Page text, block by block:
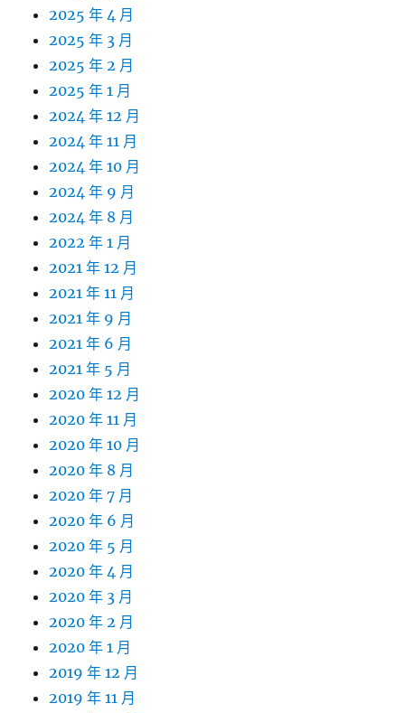
2025 年 4 月
2025 年 3 月
2025 年 2 月
2025 年 1 月
2024 年 12 月
2024 年 11 月
2024 年 10 月
2024 年 9 月
2024 年 8 月
2022 年 1 月
2021 年 12 月
2021 年 11 月
2021 年 9 月
2021 年 6 月
2021 年 5 月
2020 年 12 月
2020 年 11 月
2020 年 10 月
2020 年 8 月
2020 年 7 月
2020 年 6 月
2020 年 5 月
2020 年 4 月
2020 年 3 月
2020 年 2 月
2020 年 1 月
2019 年 12 月
2019 年 11 月